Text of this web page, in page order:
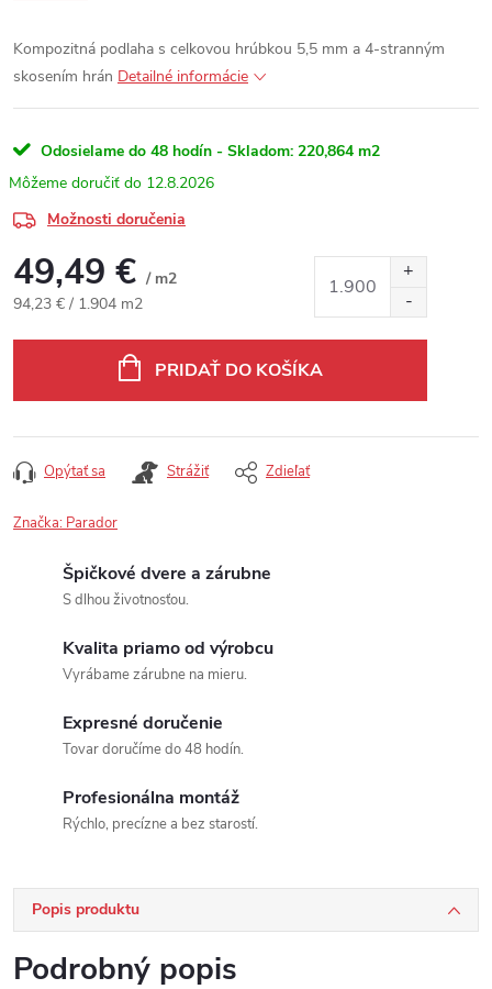
Kompozitná podlaha s celkovou hrúbkou 5,5 mm a 4-stranným
skosením hrán Detailné informácie
Odosielame do 48 hodín - Skladom: 220,864 m2
12.8.2026
Možnosti doručenia
49,49 € / m2
Jednotková cena:
94,23 € / 1.904 m2
PRIDAŤ DO KOŠÍKA
Opýtať sa Strážiť Zdieľať
Značka: Parador
Špičkové dvere a zárubne
S dlhou životnosťou.
Kvalita priamo od výrobcu
Vyrábame zárubne na mieru.
Expresné doručenie
Tovar doručíme do 48 hodín.
Profesionálna montáž
Rýchlo, precízne a bez starostí.
Popis produktu
Podrobný popis